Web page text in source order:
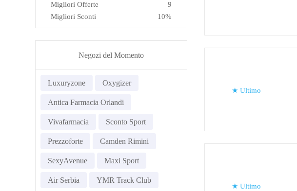
Migliori Offerte
9
Migliori Sconti
10%
Negozi del Momento
Luxuryzone Oxygizer
Antica Farmacia Orlandi
Vivafarmacia Sconto Sport
Prezzoforte Camden Rimini
SexyAvenue Maxi Sport
Air Serbia YMR Track Club
★ Ultimo
★ Ultimo